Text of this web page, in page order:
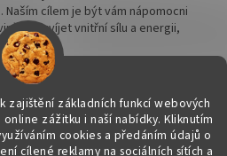
zajištění základních funkcí webových
zážitku i naší nabídky. Kliknutím
cookies a předáním údajů o
cílené reklamy na sociálních sítích a
cílem je být vám nápomocni
a rozvíjet vnitřní sílu a energii,
Vytvořil Shoptet